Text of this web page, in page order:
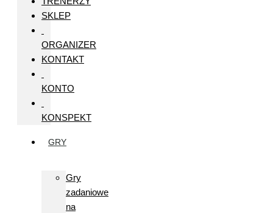
SKLEP
ORGANIZER
KONTAKT
KONTO
KONSPEKT
GRY
Gry
zadaniowe
na